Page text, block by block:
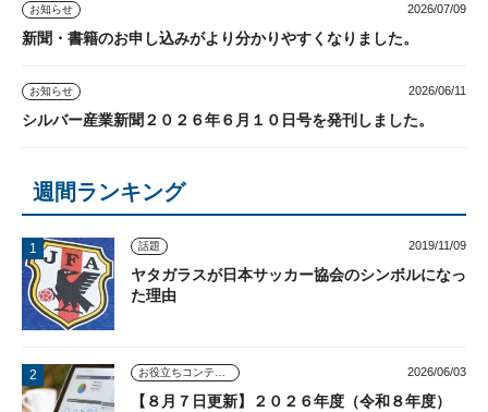
お知らせ 2026/07/09
新聞・書籍のお申し込みがより分かりやすくなりました。
お知らせ 2026/06/11
シルバー産業新聞２０２６年６月１０日号を発刊しました。
週間ランキング
話題 2019/11/09
ヤタガラスが日本サッカー協会のシンボルになっ
た理由
2026/06/03
【８月７日更新】２０２６年度（令和８年度）